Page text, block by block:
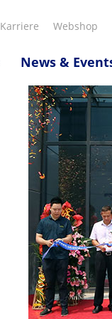
Karriere Webshop
News &